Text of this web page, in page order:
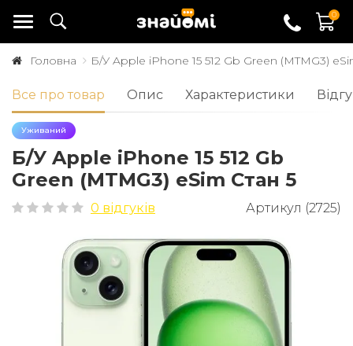
0
Головна Б/У Apple iPhone 15 512 Gb Green (MTMG3)
Все про товар Опис Характеристики
Уживаний
Б/У Apple iPhone 15 512 Gb
Green (MTMG3) eSim Стан 5
0 відгуків Артикул (2725)